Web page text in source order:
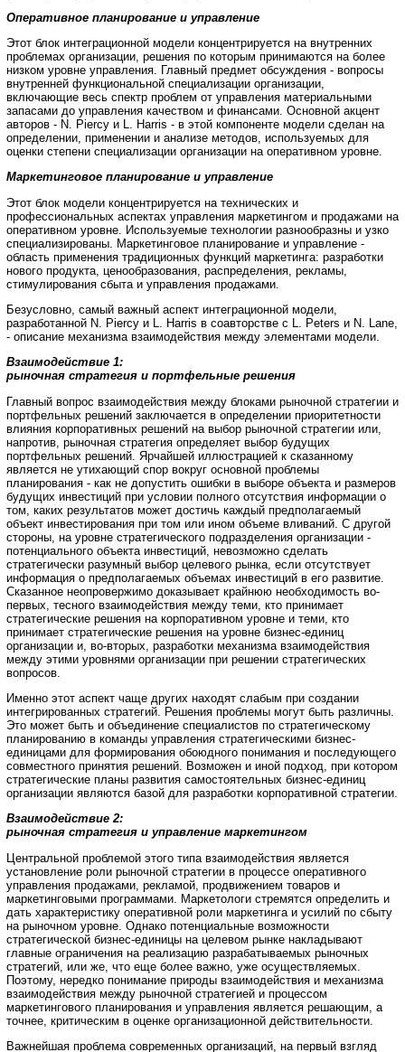
Оперативное планирование и управление
Этот блок интеграционной модели концентрируется на внутренних
проблемах организации, решения по которым принимаются на более
низком уровне управления. Главный предмет обсуждения - вопросы
внутренней функциональной специализации организации,
включающие весь спектр проблем от управления материальными
запасами до управления качеством и финансами. Основной акцент
авторов - N. Piercy и L. Harris - в этой компоненте модели сделан на
определении, применении и анализе методов, используемых для
оценки степени специализации организации на оперативном уровне.
Маркетинговое планирование и управление
Этот блок модели концентрируется на технических и
профессиональных аспектах управления маркетингом и продажами на
оперативном уровне. Используемые технологии разнообразны и узко
специализированы. Маркетинговое планирование и управление -
область применения традиционных функций маркетинга: разработки
нового продукта, ценообразования, распределения, рекламы,
стимулирования сбыта и управления продажами.
Безусловно, самый важный аспект интеграционной модели,
разработанной N. Piercy и L. Harris в соавторстве с L. Peters и N. Lane,
- описание механизма взаимодействия между элементами модели.
Взаимодействие 1:
рыночная стратегия и портфельные решения
Главный вопрос взаимодействия между блоками рыночной стратегии и
портфельных решений заключается в определении приоритетности
влияния корпоративных решений на выбор рыночной стратегии или,
напротив, рыночная стратегия определяет выбор будущих
портфельных решений. Ярчайшей иллюстрацией к сказанному
является не утихающий спор вокруг основной проблемы
планирования - как не допустить ошибки в выборе объекта и размеров
будущих инвестиций при условии полного отсутствия информации о
том, каких результатов может достичь каждый предполагаемый
объект инвестирования при том или ином объеме вливаний. С другой
стороны, на уровне стратегического подразделения организации -
потенциального объекта инвестиций, невозможно сделать
стратегически разумный выбор целевого рынка, если отсутствует
информация о предполагаемых объемах инвестиций в его развитие.
Сказанное неопровержимо доказывает крайнюю необходимость во-
первых, тесного взаимодействия между теми, кто принимает
стратегические решения на корпоративном уровне и теми, кто
принимает стратегические решения на уровне бизнес-единиц
организации и, во-вторых, разработки механизма взаимодействия
между этими уровнями организации при решении стратегических
вопросов.
Именно этот аспект чаще других находят слабым при создании
интегрированных стратегий. Решения проблемы могут быть различны.
Это может быть и объединение специалистов по стратегическому
планированию в команды управления стратегическими бизнес-
единицами для формирования обоюдного понимания и последующего
совместного принятия решений. Возможен и иной подход, при котором
стратегические планы развития самостоятельных бизнес-единиц
организации являются базой для разработки корпоративной стратегии.
Взаимодействие 2:
рыночная стратегия и управление маркетингом
Центральной проблемой этого типа взаимодействия является
установление роли рыночной стратегии в процессе оперативного
управления продажами, рекламой, продвижением товаров и
маркетинговыми программами. Маркетологи стремятся определить и
дать характеристику оперативной роли маркетинга и усилий по сбыту
на рыночном уровне. Однако потенциальные возможности
стратегической бизнес-единицы на целевом рынке накладывают
главные ограничения на реализацию разрабатываемых рыночных
стратегий, или же, что еще более важно, уже осуществляемых.
Поэтому, нередко понимание природы взаимодействия и механизма
взаимодействия между рыночной стратегией и процессом
маркетингового планирования и управления является решающим, а
точнее, критическим в оценке организационной действительности.
Важнейшая проблема современных организаций, на первый взгляд